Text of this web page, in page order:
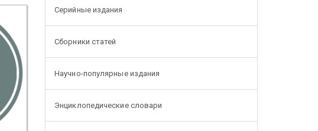
Серийные издания
Сборники статей
Научно-популярные издания
Энциклопедические словари